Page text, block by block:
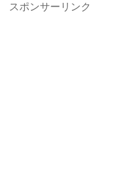
スポンサーリンク